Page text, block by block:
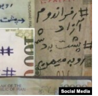
فرهنگ و زندگی
حقوق شهروندی
اقتصادی
علم و فناوری
اسرائیل در جنگ
مستندها
انتخابات ریاست جمهوری
حمله جمهوری اسلامی به
رمز مهسا
ورزش زنان در ایران
دنبال کنید
زبانهای مختلف